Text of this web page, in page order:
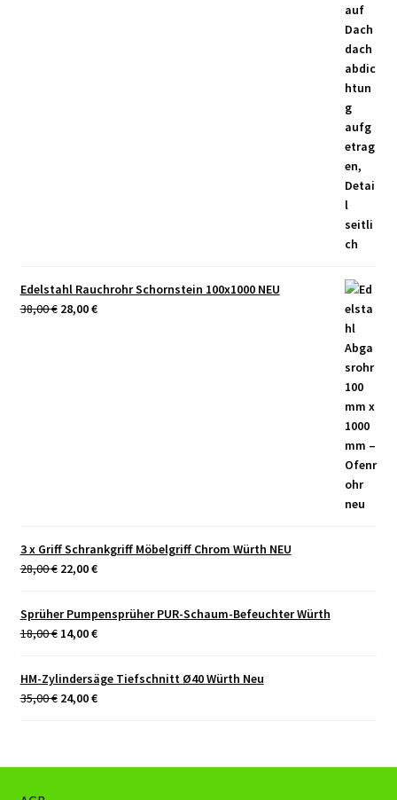
Edelstahl Rauchrohr Schornstein 100x1000 NEU
38,00€ Ursprünglicher
28,00€Aktueller
3 x Griff Schrankgriff Möbelgriff Chrom Würth NEU
28,00€ Ursprünglicher
war:
28,00 €
22,00€Aktueller
22,00 €.